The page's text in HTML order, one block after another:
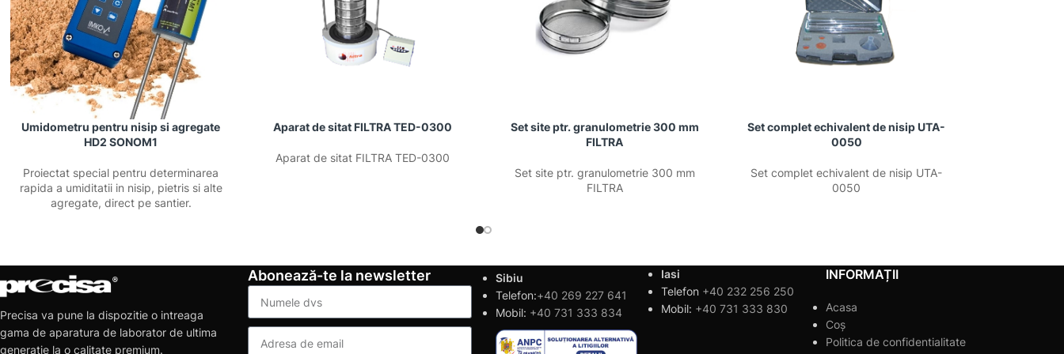
Umidometru pentru nisip si agregate
HD2 SONOM1
Proiectat special pentru determinarea
rapida a umiditatii in nisip, pietris si alte
agregate, direct pe santier.
Aparat de sitat FILTRA TED-0300
Aparat de sitat FILTRA TED-0300
Set site ptr. granulometrie 300 mm
FILTRA
Set site ptr. granulometrie 300 mm
FILTRA
Set complet echivalent de nisip UTA-
0050
Set complet echivalent de nisip UTA-
0050
Precisa va pune la dispozitie o intreaga
gama de aparatura de laborator de ultima
generatie la o calitate premium.
Abonează-te la newsletter
Sibiu
Telefon:+40 269 227 641
Mobil: +40 731 333 834
Iasi
Telefon +40 232 256 250
Mobil: +40 731 333 830
INFORMAȚII
Acasa
Coș
Politica de confidentialitate